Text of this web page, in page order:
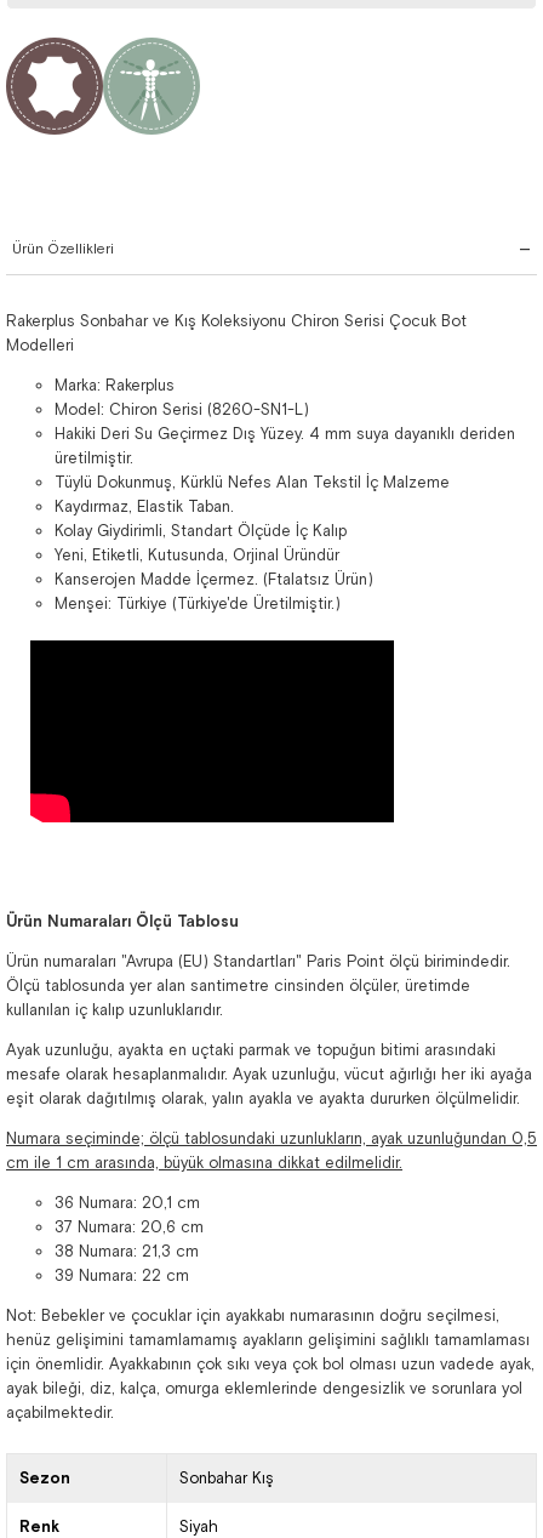
Ürün Özellikleri
Rakerplus Sonbahar ve Kış Koleksiyonu Chiron Serisi Çocuk Bot
Modelleri
Marka: Rakerplus
Model: Chiron Serisi (8260-SN1-L)
Hakiki Deri Su Geçirmez Dış Yüzey. 4 mm suya dayanıklı deriden
üretilmiştir.
Tüylü Dokunmuş, Kürklü Nefes Alan Tekstil İç Malzeme
Kaydırmaz, Elastik Taban.
Kolay Giydirimli, Standart Ölçüde İç Kalıp
Yeni, Etiketli, Kutusunda, Orjinal Üründür
Kanserojen Madde İçermez. (Ftalatsız Ürün)
Menşei: Türkiye (Türkiye'de Üretilmiştir.)
Ürün Numaraları Ölçü Tablosu
Ürün numaraları "Avrupa (EU) Standartları" Paris Point ölçü birimindedir.
Ölçü tablosunda yer alan santimetre cinsinden ölçüler, üretimde
kullanılan iç kalıp uzunluklarıdır.
Ayak uzunluğu, ayakta en uçtaki parmak ve topuğun bitimi arasındaki
mesafe olarak hesaplanmalıdır. Ayak uzunluğu, vücut ağırlığı her iki ayağa
eşit olarak dağıtılmış olarak, yalın ayakla ve ayakta dururken ölçülmelidir.
Numara seçiminde; ölçü tablosundaki uzunlukların, ayak uzunluğundan 0,5
cm ile 1 cm arasında, büyük olmasına dikkat edilmelidir.
36 Numara: 20,1 cm
37 Numara: 20,6 cm
38 Numara: 21,3 cm
39 Numara: 22 cm
Not: Bebekler ve çocuklar için ayakkabı numarasının doğru seçilmesi,
henüz gelişimini tamamlamamış ayakların gelişimini sağlıklı tamamlaması
için önemlidir. Ayakkabının çok sıkı veya çok bol olması uzun vadede ayak,
ayak bileği, diz, kalça, omurga eklemlerinde dengesizlik ve sorunlara yol
açabilmektedir.
Sezon Sonbahar Kış
Renk Siyah